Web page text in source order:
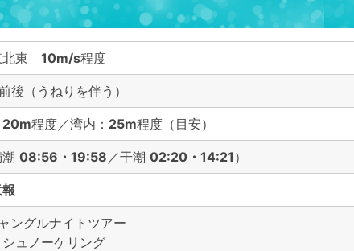
北東 10m/s程度
後（うねりを伴う）
20m程度／湾内： 25m程度（目安）
08:56・19:58 ／干潮 02:20・14:21 ）
ングルナイトツアー
ュノーケリング